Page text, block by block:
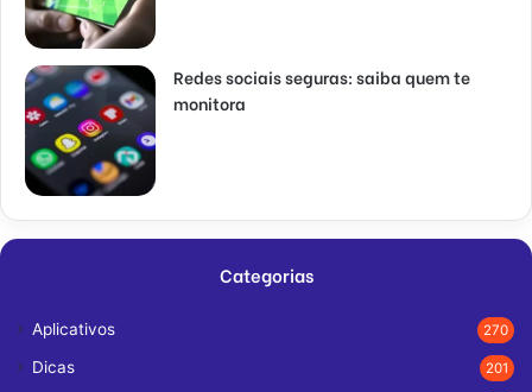
Redes sociais seguras: saiba quem te
monitora
Categorias
Aplicativos 270
Dicas 201